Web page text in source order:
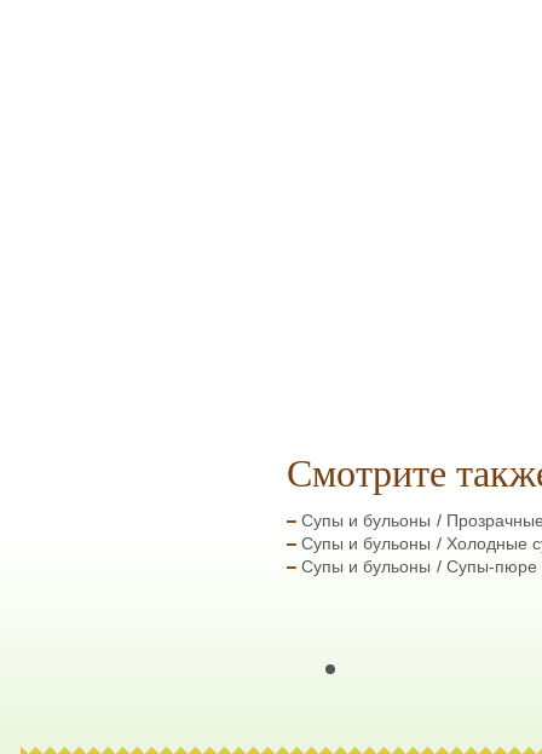
Смотрите
Супы и бульоны
Супы и бульоны
Холодные
Супы и бульоны
Супы-пюре